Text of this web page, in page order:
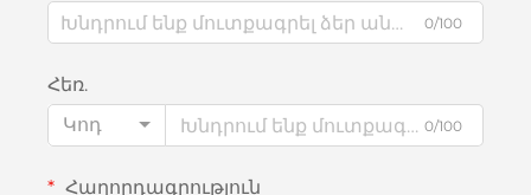
0/100
Հեռ.
Կոդ
0/100
Հաղորդագրություն